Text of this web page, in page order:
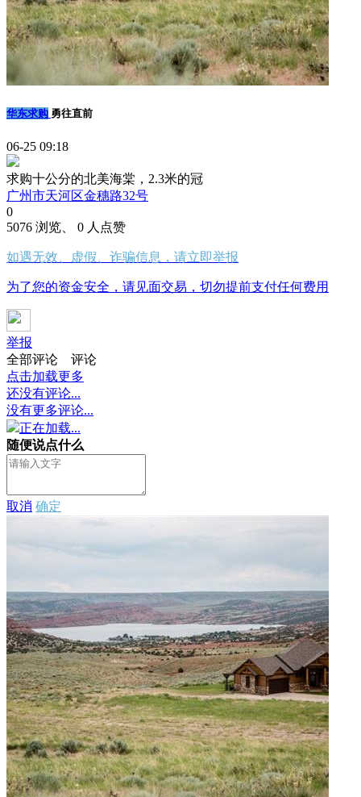
华东求购 勇往直前
06-25 09:18
求购十公分的北美海棠，2.3米的冠
广州市天河区金穗路32号
0
5076 浏览、 0 人点赞
如遇无效、虚假、诈骗信息，请立即举报
为了您的资金安全，请见面交易，切勿提前支付任何费用
举报
全部评论
评论
点击加载更多
还没有评论...
没有更多评论...
正在加载...
随便说点什么
取消 确定